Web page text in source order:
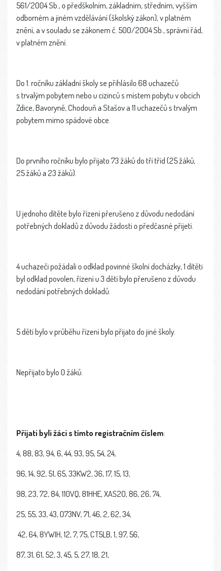
561/2004 Sb., o předškolním, základním, středním, vyšším
odborném a jiném vzdělávání (školský zákon), v platném
znění, a v souladu se zákonem č. 500/2004 Sb., správní řád,
v platném znění.
Do 1. ročníku základní školy se přihlásilo 68 uchazečů
s trvalým pobytem nebo u cizinců s místem pobytu v obcích
Zdice, Bavoryně, Chodouň a Stašov a 11 uchazečů s trvalým
pobytem mimo spádové obce.
Do prvního ročníku bylo přijato 73 žáků do tří tříd (25 žáků,
25 žáků a 23 žáků).
U jednoho dítěte bylo řízení přerušeno z důvodu nedodání
potřebných dokladů z důvodu žádosti o předčasné přijetí.
4 uchazeči požádali o odklad povinné školní docházky, 1 dítěti
byl odklad povolen, řízení u 3 dětí bylo přerušeno z důvodu
nedodání potřebných dokladů.
5 dětí bylo v průběhu řízení bylo přijato do jiné školy.
Nepřijato bylo 0 žáků.
Přijatibyližácistímto registračnímčíslem:
4, 88, 83, 94, 6, 44, 93, 95, 54, 24,
96, 14, 92, 51, 65, 33KW2, 36, 17, 15, 13,
98, 23, 72, 84, 110VQ, 81HHE, XAS2O, 86, 26, 74,
25, 55, 33, 43, O73NV, 71, 46, 2, 62, 34,
42, 64, 8YWIH, 12, 7, 75, CT5LB, 1, 97, 56,
87, 31, 61, 52, 3, 45, 5, 27, 18, 21,